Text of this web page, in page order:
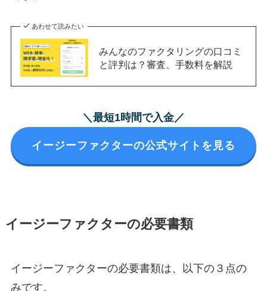
あわせて読みたい
みんなのファクタリングの口コミ
と評判は？審査、手数料を解説
＼最短1時間で入金／
イージーファクターの公式サイトを見る
イージーファクターの必要書類
イージーファクターの必要書類は、以下の３点の
みです。